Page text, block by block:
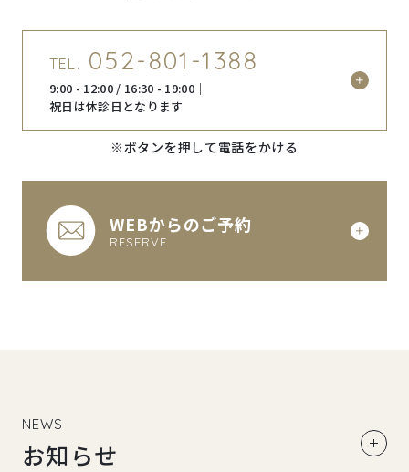
TEL. 052-801-1388
9:00 - 12:00 / 16:30 - 19:00｜
祝日は休診日となります
※ボタンを押して電話をかける
WEBからのご予約
RESERVE
NEWS
お知らせ